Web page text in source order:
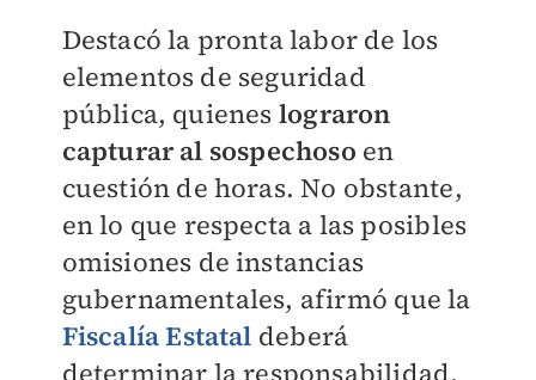
Destacó la pronta labor de los
elementos de seguridad
pública, quienes lograron
capturar al sospechoso en
cuestión de horas. No obstante,
en lo que respecta a las posibles
omisiones de instancias
gubernamentales, afirmó que la
Fiscalía Estatal deberá
determinar la responsabilidad.